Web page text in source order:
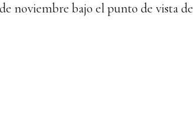
noviembre bajo el punto de vista de